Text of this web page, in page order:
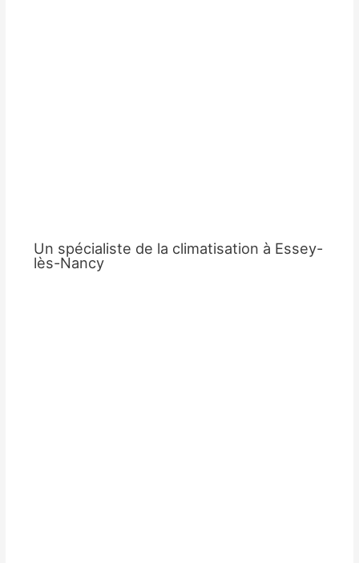
Un spécialiste de la climatisation à Essey-
lès-Nancy